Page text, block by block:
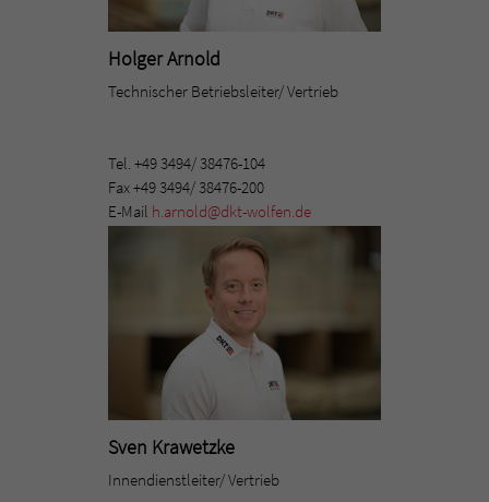
Holger Arnold
Technischer Betriebsleiter/ Vertrieb
Tel. +49 3494/ 38476-104
Fax +49 3494/ 38476-200
E-Mail h.arnold@dkt-wolfen.de
Sven Krawetzke
Innendienstleiter/ Vertrieb